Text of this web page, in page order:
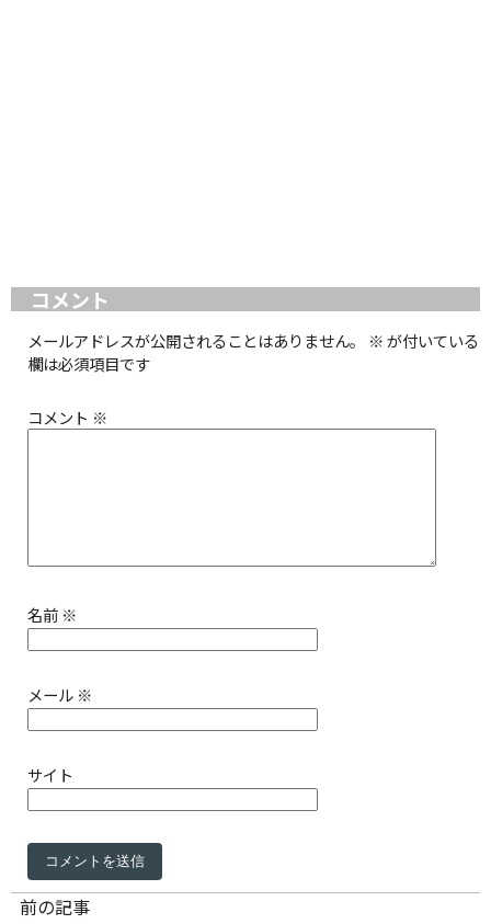
コメント
メールアドレスが公開されることはありません。 ※が付いている
欄は必須項目です
コメント ※
名前 ※
メール ※
サイト
前の記事